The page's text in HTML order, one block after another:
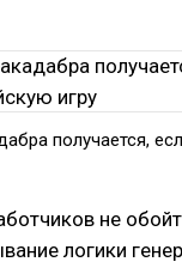
получается,
не
логики